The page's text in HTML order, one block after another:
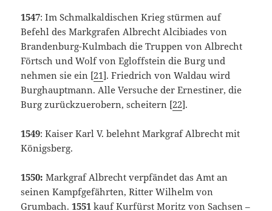
1547: Im Schmalkaldischen Krieg stürmen auf
Befehl des Markgrafen Albrecht Alcibiades von
Brandenburg-Kulmbach die Truppen von Albrecht
Förtsch und Wolf von Egloffstein die Burg und
nehmen sie ein [21]. Friedrich von Waldau wird
Burghauptmann. Alle Versuche der Ernestiner, die
Burg zurückzuerobern, scheitern [22].
1549: Kaiser Karl V. belehnt Markgraf Albrecht mit
Königsberg.
1550: Markgraf Albrecht verpfändet das Amt an
seinen Kampfgefährten, Ritter Wilhelm von
Grumbach.1551 kauf Kurfürst Moritz von Sachsen –